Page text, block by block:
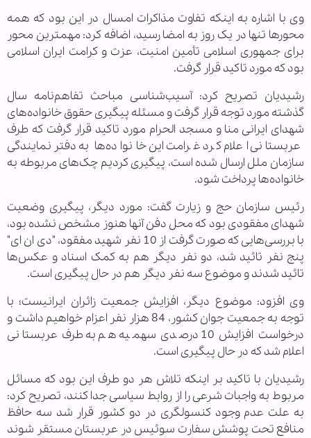
وی با اشاره به اینکه تفاوت مذاکرات امسال در این بود که همه
محورها تنها در یک روز به امضا رسید، اضافه کرد: مهمترین محور
برای جمهوری اسلامی تأمین امنیت، عزت و کرامت ایران اسلامی
بود که مورد تاکید قرار گرفت.
رشیدیان تصریح کرد: آسیب‌شناسی مباحث تفاهم‌نامه سال
گذشته مورد توجه قرار گرفت و مسئله پیگیری حقوق خانواده‌های
شهدای ایرانی منا و مسجد الحرام مورد تاکید قرار گرفت که طرف
عربستانی اعلام کرد غرامت این خانواده‌ها به دفتر نمایندگی
سازمان ملل ارسال شده است، پیگیری کردیم چک‌های مربوطه به
خانواده‌ها پرداخت شود.
رئیس سازمان حج و زیارت گفت: مورد دیگر، پیگیری وضعیت
شهدای مفقودی بود که محل دفن آنها هنوز مشخص نشده بود،
با بررسی‌هایی که صورت گرفت از 10 نفر شهید مفقود، "دی ان ای"
پنج نفر تائید شد، دو نفر دیگر هم به کمک اسناد و عکس‌ها
تائید شدند و موضوع سه نفر دیگر هم در حال پیگیری است.
وی افزود: موضوع دیگر، افزایش جمعیت زائران ایرانیست؛ با
توجه به جمعیت جوان کشور، 84 هزار نفر اعزام خواهیم داشت و
درخواست افزایش 10 درصدی سهمیه هم به طرف عربستانی
اعلام شد که در حال پیگیری است.
رشیدیان با تاکید بر اینکه تلاش هر دو طرف این بود که مسائل
مربوط به واجبات شرعی را از روابط سیاسی جدا کنند، تصریح کرد:
به علت عدم وجود کنسولگری در دو کشور قرار شد سه حافظ
منافع تحت پوشش سفارت سوئیس در عربستان مستقر شوند